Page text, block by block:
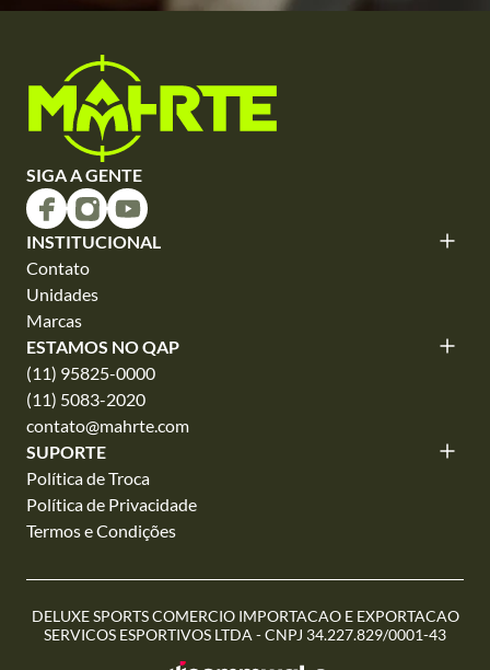
SIGA A GENTE
INSTITUCIONAL
Contato
Unidades
Marcas
ESTAMOS NO QAP
(11) 95825-0000
(11) 5083-2020
contato@mahrte.com
SUPORTE
Política de Troca
Política de Privacidade
Termos e Condições
DELUXE SPORTS COMERCIO IMPORTACAO E EXPORTACAO
SERVICOS ESPORTIVOS LTDA - CNPJ 34.227.829/0001-43